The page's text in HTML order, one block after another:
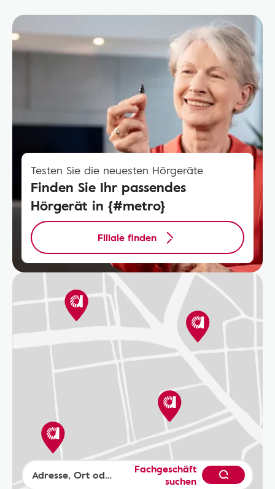
Testen Sie die neuesten Hörgeräte
Finden Sie Ihr passendes
Hörgerät in {#metro}
Filiale finden
Fachgeschäft
suchen